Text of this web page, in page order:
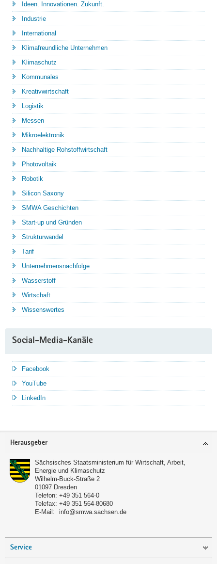
Ideen. Innovationen. Zukunft.
Industrie
International
Klimafreundliche Unternehmen
Klimaschutz
Kommunales
Kreativwirtschaft
Logistik
Messen
Mikroelektronik
Nachhaltige Rohstoffwirtschaft
Photovoltaik
Robotik
Silicon Saxony
SMWA Geschichten
Start-up und Gründen
Strukturwandel
Tarif
Unternehmensnachfolge
Wasserstoff
Wirtschaft
Wissenswertes
Social-Media-Kanäle
Facebook
YouTube
LinkedIn
Service
Herausgeber
Sächsisches Staatsministerium für Wirtschaft, Arbeit,
Energie und Klimaschutz
Wilhelm-Buck-Straße 2
01097 Dresden
Telefon: +49 351 564-0
Telefax: +49 351 564-80680
E-Mail:
info@smwa.sachsen.de
Service